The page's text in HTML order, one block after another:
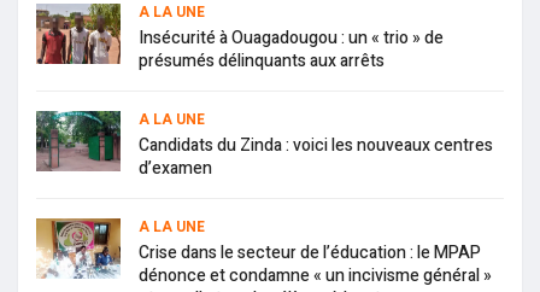
A LA UNE
Insécurité à Ouagadougou : un « trio » de
présumés délinquants aux arrêts
A LA UNE
Candidats du Zinda : voici les nouveaux centres
d’examen
A LA UNE
Crise dans le secteur de l’éducation : le MPAP
dénonce et condamne « un incivisme général »